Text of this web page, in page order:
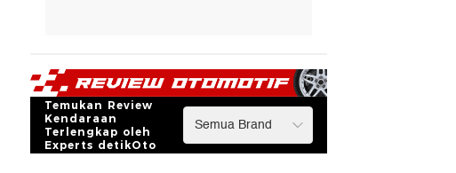
Temukan Review
Kendaraan
Terlengkap oleh
Experts detikOto